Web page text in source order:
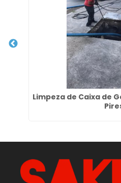
Limpeza de Caixa de